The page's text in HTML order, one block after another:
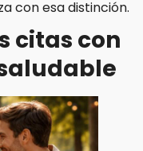
con esa distinción.
citas con